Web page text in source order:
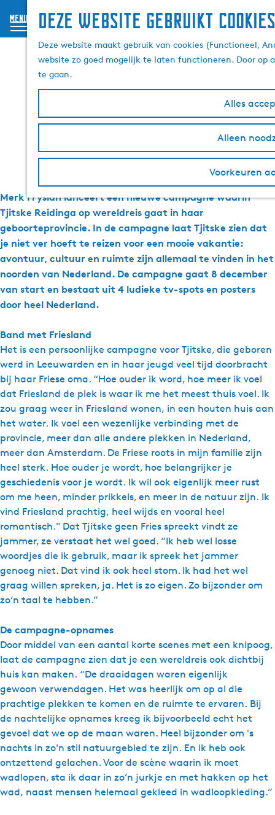
Deze website gebruikt cookies
Deze website maakt gebruik van cookies (Functioneel,
website zo goed mogelijk te laten functioneren. Door op
te gaan.
Alles
Alleen
Voorkeuren
menu
a
n
a
a
d
h
e
p
a
g
Tjitske Reidinga
ambassadeur voor
Friesland
8 december 2020 | | |
Merk Fryslân lanceert een nieuwe campagne waarin
Tjitske Reidinga op wereldreis gaat in haar
geboorteprovincie. In de campagne laat Tjitske zien dat
je niet ver hoeft te reizen voor een mooie vakantie:
avontuur, cultuur en ruimte zijn allemaal te vinden in het
noorden van Nederland. De campagne gaat 8 december
van start en bestaat uit 4 ludieke tv-spots en posters
door heel Nederland.
Band met Friesland
Het is een persoonlijke campagne voor Tjitske, die geboren
werd in Leeuwarden en in haar jeugd veel tijd doorbracht
bij haar Friese oma. “Hoe ouder ik word, hoe meer ik voel
dat Friesland de plek is waar ik me het meest thuis voel. Ik
zou graag weer in Friesland wonen, in een houten huis aan
het water. Ik voel een wezenlijke verbinding met de
provincie, meer dan alle andere plekken in Nederland,
meer dan Amsterdam. De Friese roots in mijn familie zijn
heel sterk. Hoe ouder je wordt, hoe belangrijker je
geschiedenis voor je wordt. Ik wil ook eigenlijk meer rust
om me heen, minder prikkels, en meer in de natuur zijn. Ik
vind Friesland prachtig, heel wijds en vooral heel
romantisch." Dat Tjitske geen Fries spreekt vindt ze
jammer, ze verstaat het wel goed. “Ik heb wel losse
woordjes die ik gebruik, maar ik spreek het jammer
genoeg niet. Dat vind ik ook heel stom. Ik had het wel
graag willen spreken, ja. Het is zo eigen. Zo bijzonder om
zo’n taal te hebben.”
De campagne-opnames
Door middel van een aantal korte scenes met een knipoog,
laat de campagne zien dat je een wereldreis ook dichtbij
huis kan maken. “De draaidagen waren eigenlijk
gewoon verwendagen. Het was heerlijk om op al die
prachtige plekken te komen en de ruimte te ervaren. Bij
de nachtelijke opnames kreeg ik bijvoorbeeld echt het
gevoel dat we op de maan waren. Heel bijzonder om 's
nachts in zo'n stil natuurgebied te zijn. En ik heb ook
ontzettend gelachen. Voor de scène waarin ik moet
wadlopen, sta ik daar in zo’n jurkje en met hakken op het
wad, naast mensen helemaal gekleed in wadloopkleding.”